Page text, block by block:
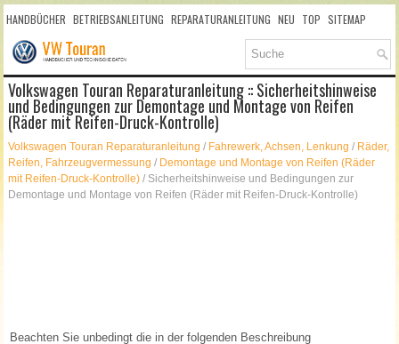
HANDBÜCHER BETRIEBSANLEITUNG REPARATURANLEITUNG NEU TOP SITEMAP
SUCHLAUF
Volkswagen Touran Reparaturanleitung :: Sicherheitshinweise
und Bedingungen zur Demontage und Montage von Reifen
(Räder mit Reifen-Druck-Kontrolle)
Volkswagen Touran Reparaturanleitung / Fahrewerk, Achsen, Lenkung / Räder,
Reifen, Fahrzeugvermessung / Demontage und Montage von Reifen (Räder
mit Reifen-Druck-Kontrolle) / Sicherheitshinweise und Bedingungen zur
Demontage und Montage von Reifen (Räder mit Reifen-Druck-Kontrolle)
Beachten Sie unbedingt die in der folgenden Beschreibung